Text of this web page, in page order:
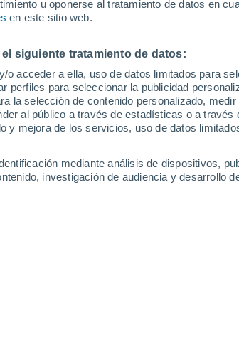
u oponerse al tratamiento de datos en
en este sitio web.
siguiente tratamiento de datos:
o acceder a ella, uso de datos limitados para
perfiles para seleccionar la publicidad
la selección de contenido personalizado,
al público a través de estadísticas o a través
y mejora de los servicios, uso de datos
mediante análisis de dispositivos,
investigación de audiencia y desarrollo
Stiavnièka
Stránske
Stráza
Suèany